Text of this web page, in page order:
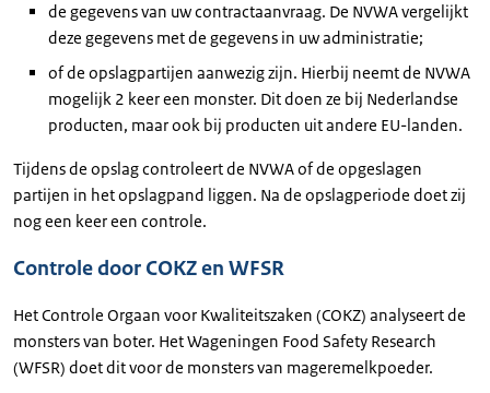
de gegevens van uw contractaanvraag. De NVWA vergelijkt
deze gegevens met de gegevens in uw administratie;
of de opslagpartijen aanwezig zijn. Hierbij neemt de NVWA
mogelijk 2 keer een monster. Dit doen ze bij Nederlandse
producten, maar ook bij producten uit andere EU-landen.
Tijdens de opslag controleert de NVWA of de opgeslagen
partijen in het opslagpand liggen. Na de opslagperiode doet zij
nog een keer een controle.
Controle door COKZ en WFSR
Het Controle Orgaan voor Kwaliteitszaken (COKZ) analyseert de
monsters van boter. Het Wageningen Food Safety Research
(WFSR) doet dit voor de monsters van mageremelkpoeder.